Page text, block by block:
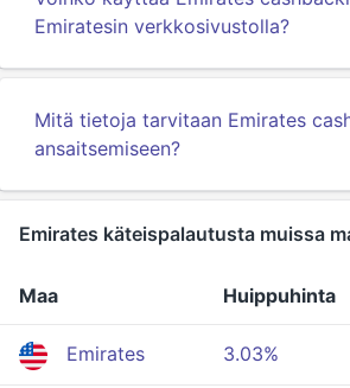
Emiratesin verkkosivustolla?
Mitä tietoja tarvitaan Emirates
ansaitsemiseen?
Emirates käteispalautusta muissa
Maa Huippuhinta
Emirates 3.03%